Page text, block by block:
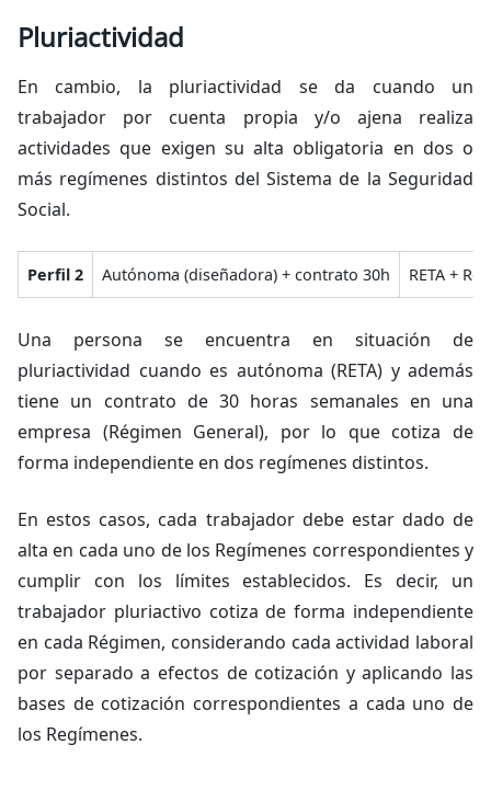
Pluriactividad
En cambio, la pluriactividad se da cuando un
trabajador por cuenta propia y/o ajena realiza
actividades que exigen su alta obligatoria en dos o
más regímenes distintos del Sistema de la Seguridad
Social.
Perfil 2 Autónoma (diseñadora) + contrato 30h RETA +
Una persona se encuentra en situación de
pluriactividad cuando es autónoma (RETA) y además
tiene un contrato de 30 horas semanales en una
empresa (Régimen General), por lo que cotiza de
forma independiente en dos regímenes distintos.
En estos casos, cada trabajador debe estar dado de
alta en cada uno de los Regímenes correspondientes y
cumplir con los límites establecidos. Es decir, un
trabajador pluriactivo cotiza de forma independiente
en cada Régimen, considerando cada actividad laboral
por separado a efectos de cotización y aplicando las
bases de cotización correspondientes a cada uno de
los Regímenes.